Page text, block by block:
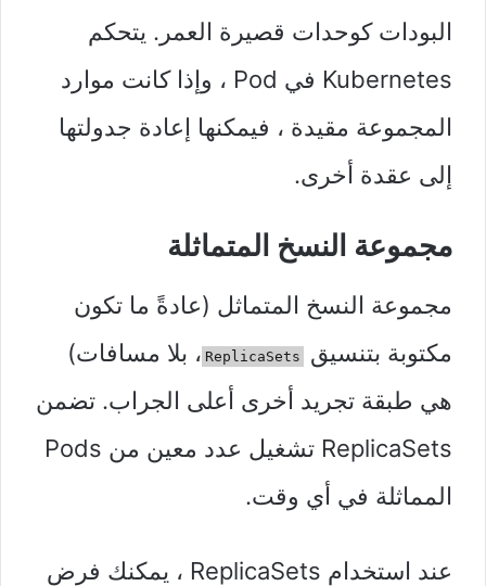
البودات كوحدات قصيرة العمر. يتحكم
Kubernetes في Pod ، وإذا كانت موارد
المجموعة مقيدة ، فيمكنها إعادة جدولتها
إلى عقدة أخرى.
مجموعة النسخ المتماثلة
مجموعة النسخ المتماثل (عادةً ما تكون
مكتوبة بتنسيق
ReplicaSets ، بلا مسافات)
هي طبقة تجريد أخرى أعلى الجراب. تضمن
ReplicaSets تشغيل عدد معين من Pods
المماثلة في أي وقت.
عند استخدام ReplicaSets ، يمكنك فرض